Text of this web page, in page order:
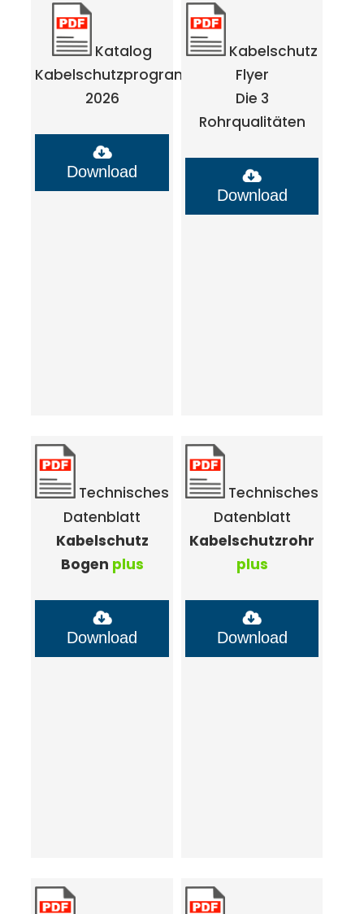
Katalog
Kabelschutzprogramm
2026
Download
Kabelschutz
Flyer
Die 3
Rohrqualitäten
Download
Technisches
Datenblatt
Kabelschutz
Bogen plus
Download
Technisches
Datenblatt
Kabelschutzrohr
plus
Download